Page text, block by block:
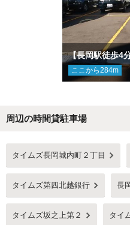
ここから284m
周辺の時間貸駐車場
タイムズ長岡城内町２丁目
タイムズ第四北越銀行 長
タイムズ坂之上第２ タイ